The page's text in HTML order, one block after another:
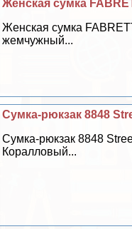
Женская сумка
Женская сумка
жемчужный...
Сумка-рюкзак 8848
Сумка-рюкзак 8848
Коралловый...